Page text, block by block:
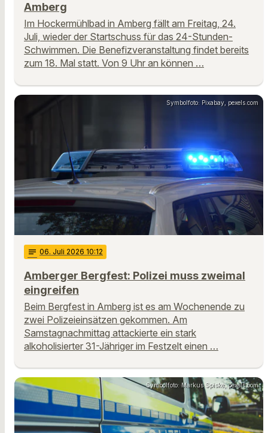
Amberg
Im Hockermühlbad in Amberg fällt am Freitag, 24.
Juli, wieder der Startschuss für das 24-Stunden-
Schwimmen. Die Benefizveranstaltung findet bereits
zum 18. Mal statt. Von 9 Uhr an können …
Symbolfoto: Pixabay, pexels.com
notes 06. Juli 2026 10:12
Amberger Bergfest: Polizei muss zweimal
eingreifen
Beim Bergfest in Amberg ist es am Wochenende zu
zwei Polizeieinsätzen gekommen. Am
Samstagnachmittag attackierte ein stark
alkoholisierter 31-Jähriger im Festzelt einen …
Symbolfoto: Markus Spiske, pexels.com